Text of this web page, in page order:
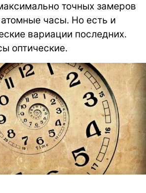
точных замеров
часы. Но есть и
вариации последних.
оптические.